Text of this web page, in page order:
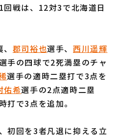
ーグルス
ズ
ローズ
ークス
戦は、12対3で北海道日
郡司裕也選手、西川遥輝
手の四球で2死満塁のチャ
選手の適時二塁打で3点を
佑希選手の2点適時二塁
打で3点を追加。
初回を3者凡退に抑える立